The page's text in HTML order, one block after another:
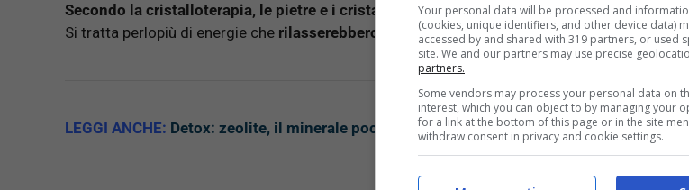
Secondo la cristalloterapia, le pietre e i cristalli avrebbero un potere benefico per il
Si tratta perlopiù di energie che rilasserebbero la mente prevenendo negatività, stress e
LEGGI ANCHE: Detox: zeolite, il minerale poco conosciuto e le sue proprietà
Your personal data will be processed and
(cookies, unique identifiers, and other device data)
accessed by and shared with 319 partners, or used
site. We and our partners may use precise
partners.
Some vendors may process your personal data on
interest, which you can object to by managing your
for a link at the bottom of this page or in the site
withdraw consent in privacy and cookie settings.